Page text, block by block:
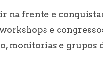
na frente e
e
monitorias e grupos